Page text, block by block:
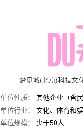
梦见城(北京)科技文
单位性质：
其他企业（含
单位行业：
文化、体育和
单位规模：
少于50人